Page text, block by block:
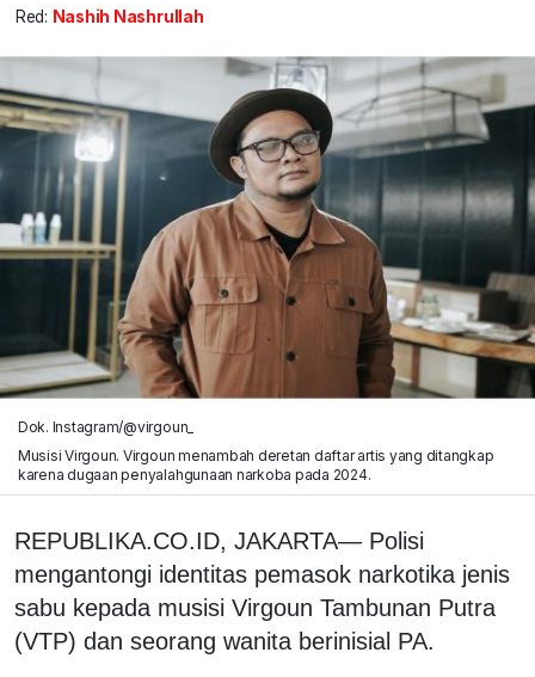
Red: Nashih Nashrullah
Dok. Instagram/@virgoun_
Musisi Virgoun. Virgoun menambah deretan daftar artis yang ditangkap
karena dugaan penyalahgunaan narkoba pada 2024.
REPUBLIKA.CO.ID, JAKARTA— Polisi
mengantongi identitas pemasok narkotika jenis
sabu kepada musisi Virgoun Tambunan Putra
(VTP) dan seorang wanita berinisial PA.